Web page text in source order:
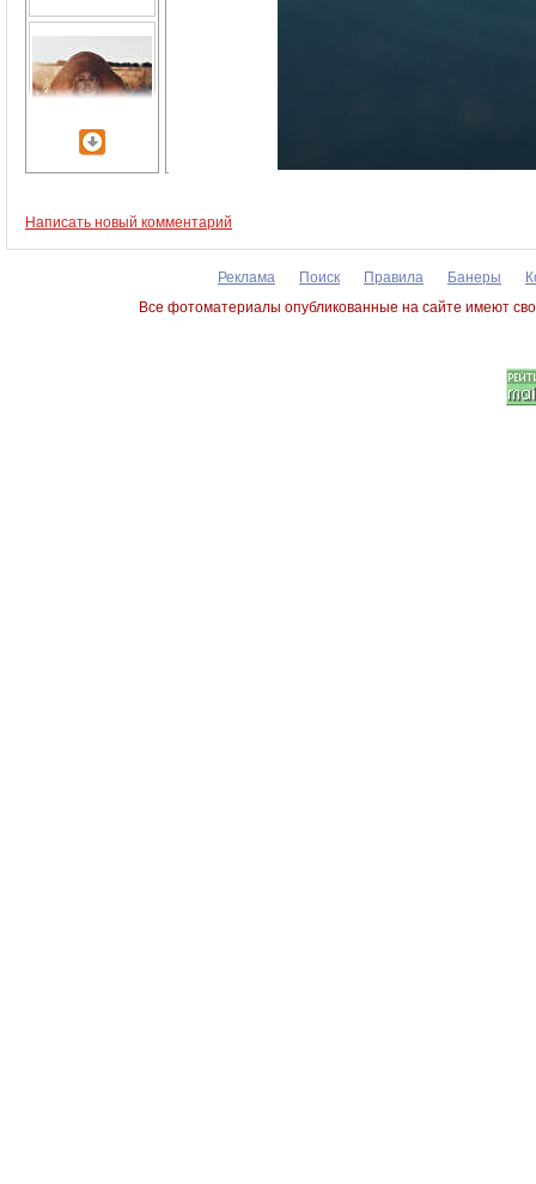
Написать новый комментарий
Реклама Поиск Правила Банеры
Все фотоматериалы опубликованные на сайте имеют